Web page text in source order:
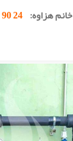
خانم هزاوه:24 90 649 0902